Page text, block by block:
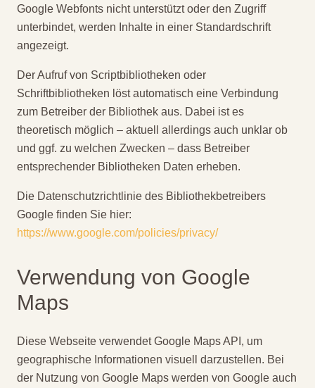
Google Webfonts nicht unterstützt oder den Zugriff
unterbindet, werden Inhalte in einer Standardschrift
angezeigt.
Der Aufruf von Scriptbibliotheken oder
Schriftbibliotheken löst automatisch eine Verbindung
zum Betreiber der Bibliothek aus. Dabei ist es
theoretisch möglich – aktuell allerdings auch unklar ob
und ggf. zu welchen Zwecken – dass Betreiber
entsprechender Bibliotheken Daten erheben.
Die Datenschutzrichtlinie des Bibliothekbetreibers
Google finden Sie hier:
https://www.google.com/policies/privacy/
Verwendung von Google
Maps
Diese Webseite verwendet Google Maps API, um
geographische Informationen visuell darzustellen. Bei
der Nutzung von Google Maps werden von Google auch